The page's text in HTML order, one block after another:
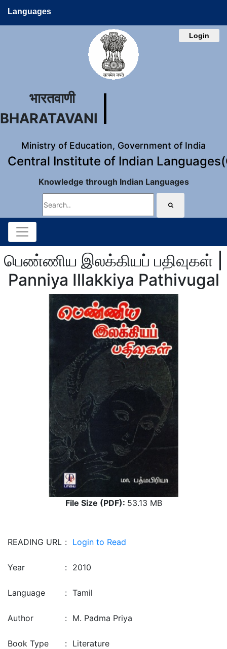
Languages
Login
भारतवाणी
BHARATAVANI
Ministry of Education, Government of India
Central Institute of Indian
Knowledge through Indian Languages
பெண்ணிய இலக்கியப் பதிவுகள் |
Panniya Illakkiya Pathivugal
File Size (PDF): 53.13 MB
READING URL : Login to Read
Year : 2010
Language : Tamil
Author : M. Padma Priya
Book Type : Literature